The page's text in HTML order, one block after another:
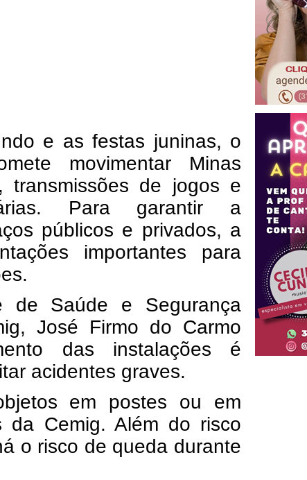
e as festas juninas, o
movimentar Minas
transmissões de jogos e
Para garantir a
públicos e privados, a
importantes para
de Saúde e Segurança
José Firmo do Carmo
das instalações é
acidentes graves.
em postes ou em
da Cemig. Além do risco
o risco de queda durante